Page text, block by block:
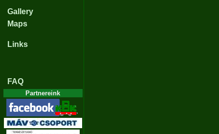
Gallery
Maps
Links
FAQ
Partnereink